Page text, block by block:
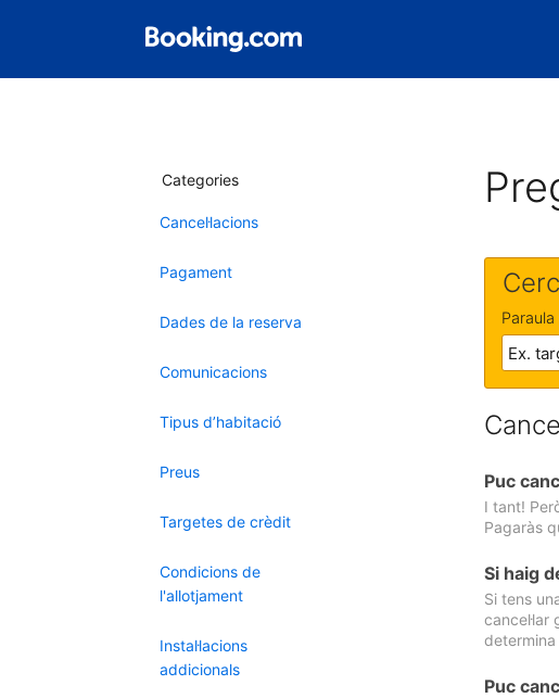
Categories
Cancel·lacions
Pagament
Dades de la reserva
Comunicacions
Tipus d’habitació
Preus
Targetes de crèdit
Condicions de
l'allotjament
Instal·lacions
addicionals
Puc
I tant!
Pagaràs
Si haig
Si tens
determina
Puc